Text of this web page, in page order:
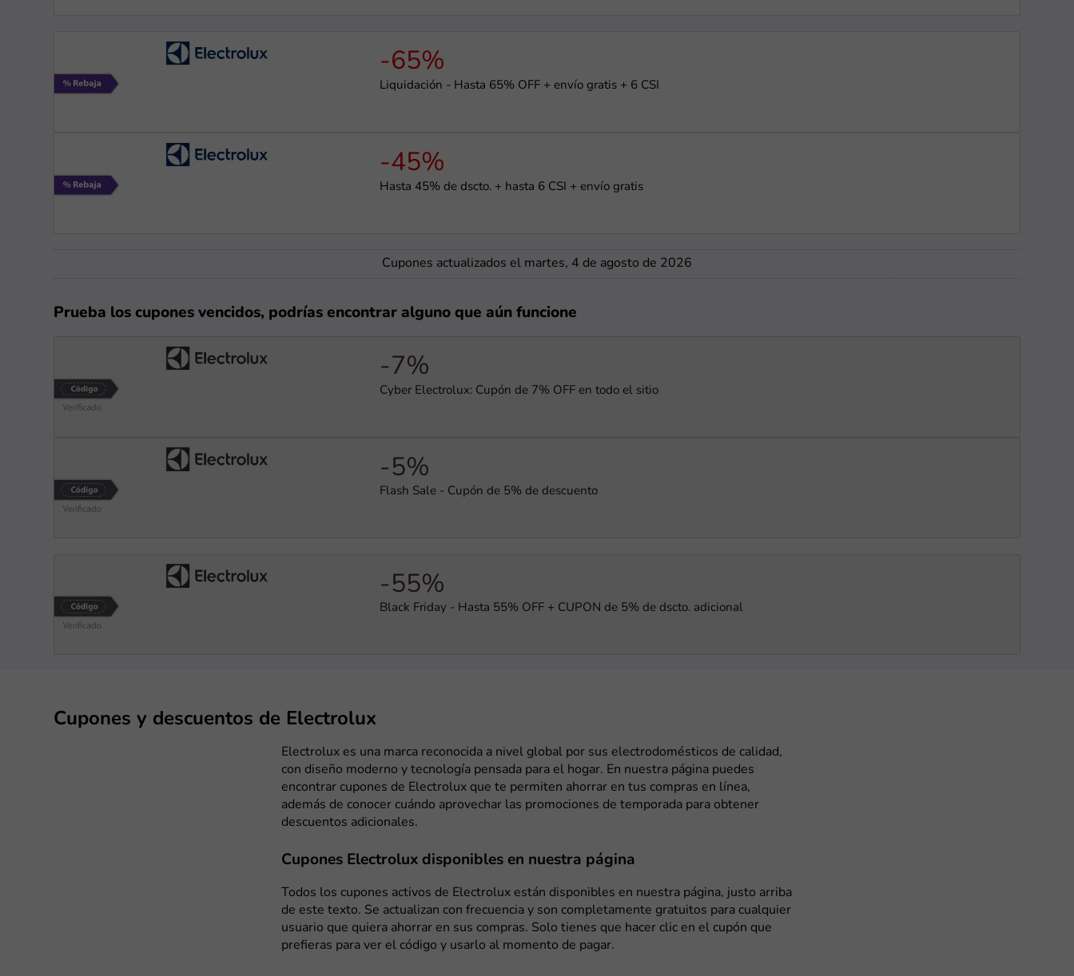
-65%
Liquidación - Hasta 65% OFF + envío gratis + 6 CSI
-45%
Hasta 45% de dscto. + hasta 6 CSI + envío gratis
Cupones actualizados el martes, 4 de agosto de 2026
Prueba los cupones vencidos, podrías encontrar alguno que aún funcione
-7%
Cyber Electrolux: Cupón de 7% OFF en todo el sitio
-5%
Flash Sale - Cupón de 5% de descuento
-55%
Black Friday - Hasta 55% OFF + CUPÓN de 5% de dscto. adicional
Cupones y descuentos de Electrolux
Electrolux es una marca reconocida a nivel global por sus electrodomésticos de calidad,
con diseño moderno y tecnología pensada para el hogar. En nuestra página puedes
encontrar cupones de Electrolux que te permiten ahorrar en tus compras en línea,
además de conocer cuándo aprovechar las promociones de temporada para obtener
descuentos adicionales.
Cupones Electrolux disponibles en nuestra página
Todos los cupones activos de Electrolux están disponibles en nuestra página, justo arriba
de este texto. Se actualizan con frecuencia y son completamente gratuitos para cualquier
usuario que quiera ahorrar en sus compras. Solo tienes que hacer clic en el cupón que
prefieras para ver el código y usarlo al momento de pagar.